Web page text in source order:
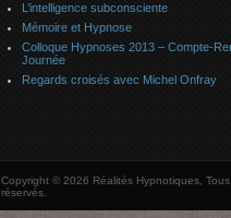
L’intelligence subconsciente
Mémoire et Hypnose
Colloque Hypnoses 2013 – Compte-
Journée
Regards croisés avec Michel Onfray
Copyright © 2026 Réalités Hypnotiques,
réservés.